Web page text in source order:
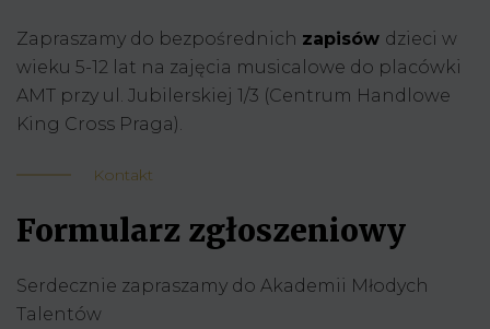
Zapraszamy do bezpośrednich zapisów dzieci w
wieku 5-12 lat na zajęcia musicalowe do placówki
AMT przy ul. Jubilerskiej 1/3 (Centrum Handlowe
King Cross Praga).
Kontakt
Formularz zgłoszeniowy
Serdecznie zapraszamy do Akademii Młodych
Talentów